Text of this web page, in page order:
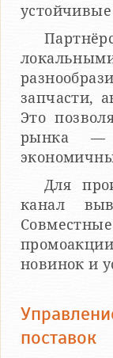
запчасти,
Это
рынка —
Для
канал
новинок и
поставок